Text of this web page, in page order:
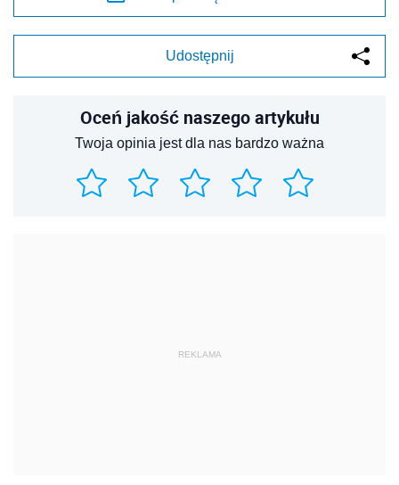
Udostępnij
Oceń jakość naszego artykułu
Twoja opinia jest dla nas bardzo ważna
REKLAMA